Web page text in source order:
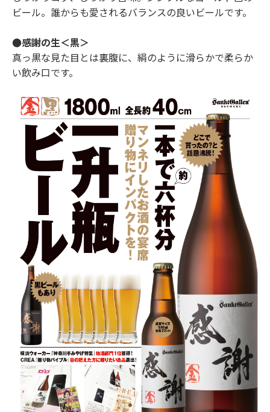
ビール。誰からも愛されるバランスの良いビールです。
●感謝の生＜黒＞
真っ黒な見た目とは裏腹に、絹のように滑らかで柔らか
い飲み口です。